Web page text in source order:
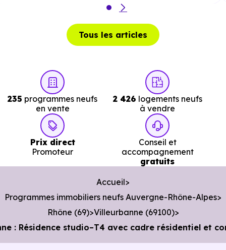
Le Jardin d'aline
Police :Commissariat de police de Villeurbanne
km, soit 4 min en voiture ou à 1.8 km, soit 21 min à
Poste :La Poste les Charpennes à 1.9 km, soit 4 min en
voiture ou à 1.8 km, soit 22 min à pied.
Tous les articles
235 programmes neufs
en vente
2 426 logements neufs
à vendre
Prix direct
Promoteur
Conseil et
accompagnement
gratuits
Accueil
Programmes immobiliers neufs Auvergne-Rhône-Alpes
Rhône (69) Villeurbanne (69100)
: Résidence studio–T4 avec cadre résidentiel et